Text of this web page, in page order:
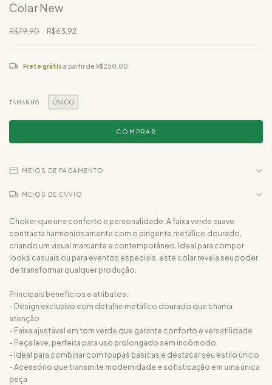
Colar New
R$79,90 R$63,92
Frete grátis a partir de R$250,00
TAMANHO ÚNICO
MEIOS DE PAGAMENTO
MEIOS DE ENVIO
Choker que une conforto e personalidade. A faixa verde suave
contrasta harmoniosamente com o pingente metálico dourado,
criando um visual marcante e contemporâneo. Ideal para compor
looks casuais ou para eventos especiais, este colar revela seu poder
de transformar qualquer produção.
Principais benefícios e atributos:
- Design exclusivo com detalhe metálico dourado que chama
atenção
- Faixa ajustável em tom verde que garante conforto e versatilidade
- Peça leve, perfeita para uso prolongado sem incômodo
- Ideal para combinar com roupas básicas e destacar seu estilo único
- Acessório que transmite modernidade e sofisticação em uma única
peça